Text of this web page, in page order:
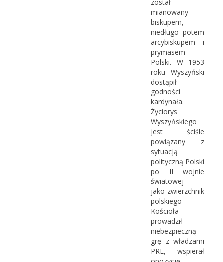
został
mianowany
biskupem,
niedługo potem
arcybiskupem i
prymasem
Polski. W 1953
roku Wyszyński
dostąpił
godności
kardynała.
Życiorys
Wyszyńskiego
jest ściśle
powiązany z
sytuacją
polityczną Polski
po II wojnie
światowej –
jako zwierzchnik
polskiego
Kościoła
prowadził
niebezpieczną
grę z władzami
PRL, wspierał